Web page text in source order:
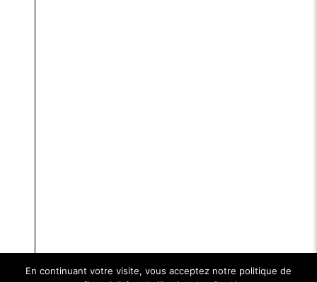
En continuant votre visite, vous acceptez notre politique de